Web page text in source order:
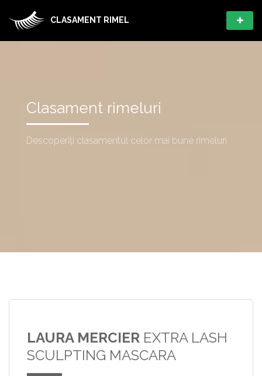
CLASAMENT RIMEL
Clasament rimeluri
Descoperiți clasamentul celor mai bune rimeluri
LAURA MERCIER EXTRA LASH
SCULPTING MASCARA